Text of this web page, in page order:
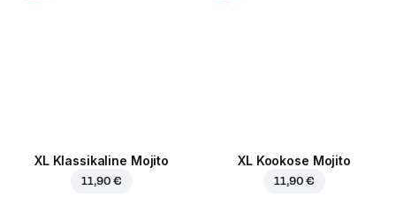
XL Klassikaline Mojito
11,90 €
XL Kookose Mojito
11,90 €